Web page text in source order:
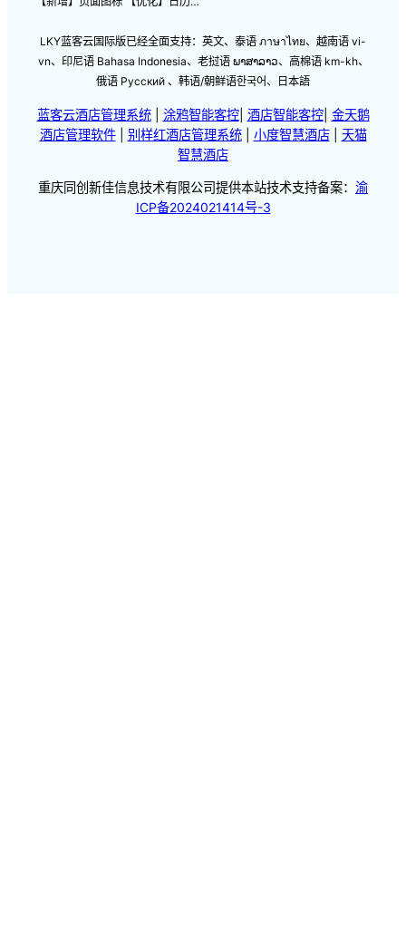
LKY蓝客云国际版已经全面支持：英文、泰语 ภาษาไทย、越南语 vi-
vn、印尼语 Bahasa Indonesia、老挝语 ພາສາລາວ、高棉语 km-kh、
俄语 Русский 、韩语/朝鲜语한국어、日本語
蓝客云酒店管理系统| 涂鸦智能客控| 酒店智能客控| 金天鹅
酒店管理软件| 别样红酒店管理系统| 小度智慧酒店| 天猫
智慧酒店
重庆同创新佳信息技术有限公司提供本站技术支持备案： 渝
ICP备2024021414号-3